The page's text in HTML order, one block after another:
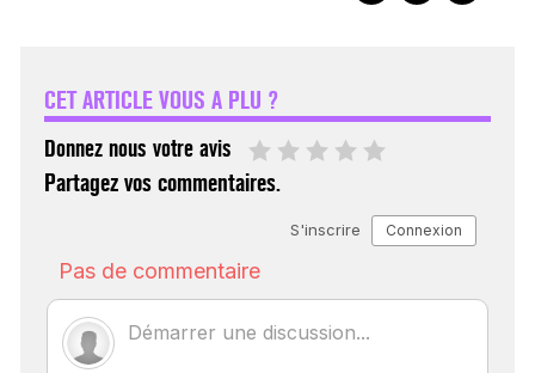
CET ARTICLE VOUS A PLU ?
Donnez nous votre avis
Partagez vos commentaires.
ÉCHO : DES IMAGES
POUR TOUTES LES